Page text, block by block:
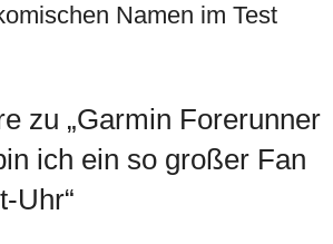
Namen im Test
zu „Garmin Forerunner
ich ein so großer Fan
Uhr“